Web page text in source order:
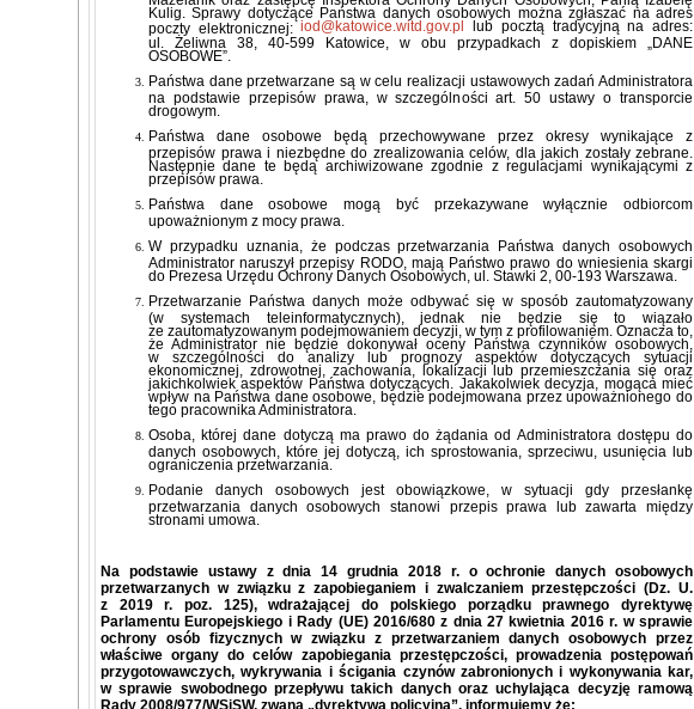
Kulig. Sprawy dotyczące Państwa danych osobowych można zgłaszać na adres
poczty elektronicznej:
iod@katowice.witd.gov.pl lub pocztą tradycyjną na adres:
ul. Żeliwna 38, 40-599 Katowice, w obu przypadkach z dopiskiem „DANE
OSOBOWE”.
Państwa dane przetwarzane są w celu realizacji ustawowych zadań Administratora
na podstawie przepisów prawa, w szczególności art. 50 ustawy o transporcie
drogowym.
Państwa dane osobowe będą przechowywane przez okresy wynikające z
przepisów prawa i niezbędne do zrealizowania celów, dla jakich zostały zebrane.
Następnie dane te będą archiwizowane zgodnie z regulacjami wynikającymi z
przepisów prawa.
Państwa dane osobowe mogą być przekazywane wyłącznie odbiorcom
upoważnionym z mocy prawa.
W przypadku uznania, że podczas przetwarzania Państwa danych osobowych
Administrator naruszył przepisy RODO, mają Państwo prawo do wniesienia skargi
do Prezesa Urzędu Ochrony Danych Osobowych, ul. Stawki 2, 00-193 Warszawa.
Przetwarzanie Państwa danych może odbywać się w sposób zautomatyzowany
(w systemach teleinformatycznych), jednak nie będzie się to wiązało
ze zautomatyzowanym podejmowaniem decyzji, w tym z profilowaniem. Oznacza to,
że Administrator nie będzie dokonywał oceny Państwa czynników osobowych,
w szczególności do analizy lub prognozy aspektów dotyczących sytuacji
ekonomicznej, zdrowotnej, zachowania, lokalizacji lub przemieszczania się oraz
jakichkolwiek aspektów Państwa dotyczących. Jakakolwiek decyzja, mogąca mieć
wpływ na Państwa dane osobowe, będzie podejmowana przez upoważnionego do
tego pracownika Administratora.
Osoba, której dane dotyczą ma prawo do żądania od Administratora dostępu do
danych osobowych, które jej dotyczą, ich sprostowania, sprzeciwu, usunięcia lub
ograniczenia przetwarzania.
Podanie danych osobowych jest obowiązkowe, w sytuacji gdy przesłankę
przetwarzania danych osobowych stanowi przepis prawa lub zawarta między
stronami umowa.
Na podstawie ustawy z dnia 14 grudnia 2018 r. o ochronie danych osobowych
przetwarzanych w związku z zapobieganiem i zwalczaniem przestępczości (Dz. U.
z 2019 r. poz. 125), wdrażającej do polskiego porządku prawnego dyrektywę
Parlamentu Europejskiego i Rady (UE) 2016/680 z dnia 27 kwietnia 2016 r. w sprawie
ochrony osób fizycznych w związku z przetwarzaniem danych osobowych przez
właściwe organy do celów zapobiegania przestępczości, prowadzenia postępowań
przygotowawczych, wykrywania i ścigania czynów zabronionych i wykonywania kar,
w sprawie swobodnego przepływu takich danych oraz uchylająca decyzję ramową
Rady 2008/977/WSiSW, zwaną „dyrektywą policyjną”, informujemy że: